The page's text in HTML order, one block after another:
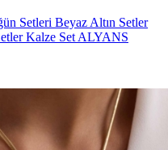
Setleri Beyaz Altın Setler
Kalze Set ALYANS